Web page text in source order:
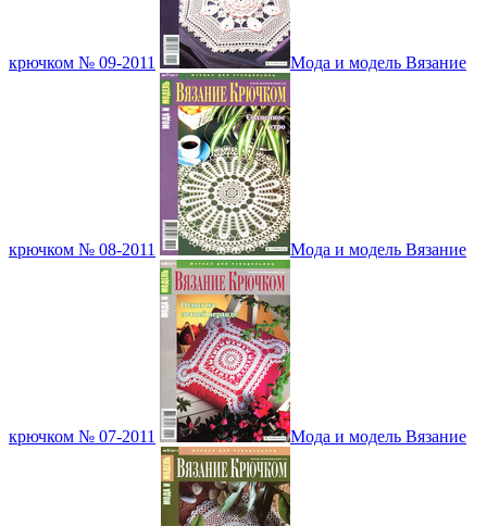
крючком № 09-2011 Мода и модель Вязание
крючком № 08-2011 Мода и модель Вязание
крючком № 07-2011 Мода и модель Вязание